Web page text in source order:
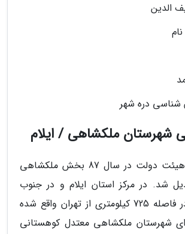
الدین
شناسی دره شهر
شهرستان ملکشاهی / ایلام
براساس مصوبه هیئت دولت در سال 87 بخش ملکشاهی
شد. در مرکز استان ایلام و در جنوب
شهرستان ایلام در فاصله 725 کیلومتری از تهران واقع شده
شهرستان ملکشاهی معتدل کوهستانی